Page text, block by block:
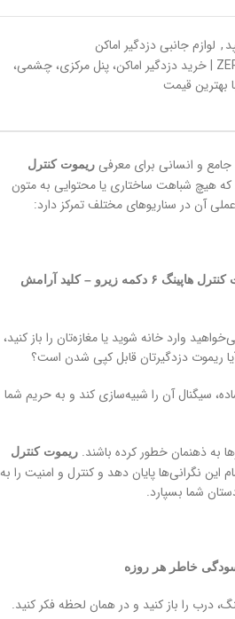
, لوازم جانبی دزدگیر اماکن
محصولات برند زیرو ZERO | خرید دزدگیر اماکن، پنل مرکزی، چشمی،
جامع و انسانی برای معرفی ریموت کنترل
هیچ شباهت ساختاری یا محتوایی به متون
عملی آن در سناریوهای مختلف تمرکز دارد:
دیگر نگران امنیت نباشید: ریموت کنترل هاپینگ ۶ دکمه زیرو – کلید آرامش
وارد خانه شوید یا مغازه‌تان را باز کنید،
ریموت دزدگیرتان قابل کپی شدن است؟
سیگنال آن را شبیه‌سازی کند و به حریم شما
به ذهنمان خطور کرده باشند. ریموت کنترل
این نگرانی‌ها پایان دهد و کنترل و امنیت را به
شما بسپارد.
درب را باز کنید و در همان لحظه فکر کنید.